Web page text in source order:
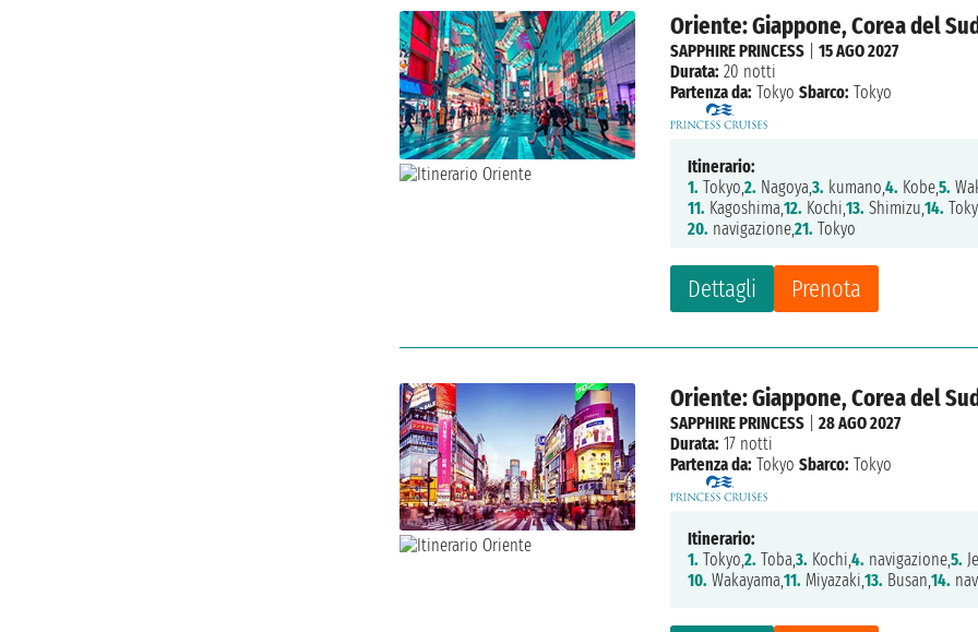
Oriente: Giappone, Corea del
Dettagli Prenota
SAPPHIRE PRINCESS |15 AGO 2027
Durata: 20 notti
Partenza da: Tokyo Sbarco: Tokyo
Itinerario:
1. Tokyo,2. Nagoya,3. kumano,4. Kobe,5.
11. Kagoshima,12. Kochi,13. Shimizu,14.
20. navigazione,21. Tokyo
Oriente: Giappone, Corea del
SAPPHIRE PRINCESS |28 AGO 2027
Durata: 17 notti
Partenza da: Tokyo Sbarco: Tokyo
Itinerario:
1. Tokyo,2. Toba,3. Kochi,4. navigazione,5.
10. Wakayama,11. Miyazaki,13. Busan,14.